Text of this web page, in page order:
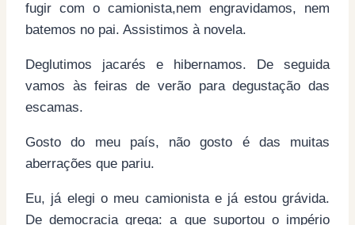
fugir com o camionista,nem engravidamos, nem
batemos no pai. Assistimos à novela.
Deglutimos jacarés e hibernamos. De seguida
vamos às feiras de verão para degustação das
escamas.
Gosto do meu país, não gosto é das muitas
aberrações que pariu.
Eu, já elegi o meu camionista e já estou grávida.
De democracia grega: a que suportou o império